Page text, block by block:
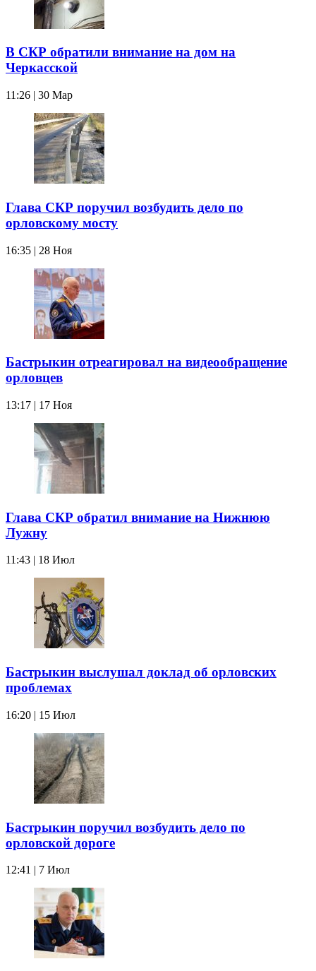
В СКР обратили внимание на дом на
Черкасской
11:26 | 30 Мар
Глава СКР поручил возбудить дело по
орловскому мосту
16:35 | 28 Ноя
Бастрыкин отреагировал на видеообращение
орловцев
13:17 | 17 Ноя
Глава СКР обратил внимание на Нижнюю
Лужну
11:43 | 18 Июл
Бастрыкин выслушал доклад об орловских
проблемах
16:20 | 15 Июл
Бастрыкин поручил возбудить дело по
орловской дороге
12:41 | 7 Июл